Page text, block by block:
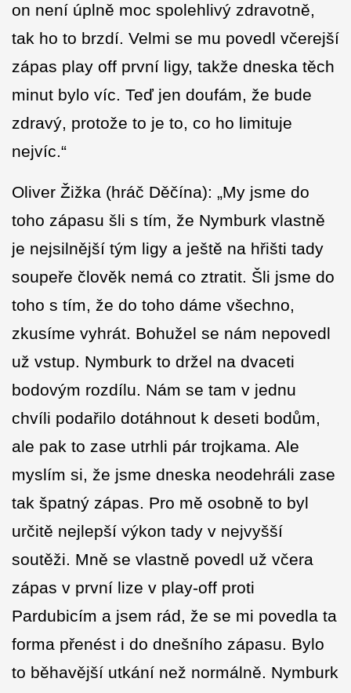
on není úplně moc spolehlivý zdravotně,
tak ho to brzdí. Velmi se mu povedl včerejší
zápas play off první ligy, takže dneska těch
minut bylo víc. Teď jen doufám, že bude
zdravý, protože to je to, co ho limituje
nejvíc.“
Oliver Žižka (hráč Děčína): „My jsme do
toho zápasu šli s tím, že Nymburk vlastně
je nejsilnější tým ligy a ještě na hřišti tady
soupeře člověk nemá co ztratit. Šli jsme do
toho s tím, že do toho dáme všechno,
zkusíme vyhrát. Bohužel se nám nepovedl
už vstup. Nymburk to držel na dvaceti
bodovým rozdílu. Nám se tam v jednu
chvíli podařilo dotáhnout k deseti bodům,
ale pak to zase utrhli pár trojkama. Ale
myslím si, že jsme dneska neodehráli zase
tak špatný zápas. Pro mě osobně to byl
určitě nejlepší výkon tady v nejvyšší
soutěži. Mně se vlastně povedl už včera
zápas v první lize v play-off proti
Pardubicím a jsem rád, že se mi povedla ta
forma přenést i do dnešního zápasu. Bylo
to běhavější utkání než normálně. Nymburk